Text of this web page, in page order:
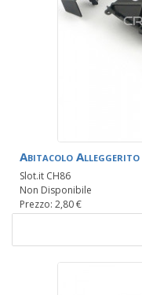
Abitacolo Alleggerito
Slot.it CH86
Non Disponibile
Prezzo: 2,80 €